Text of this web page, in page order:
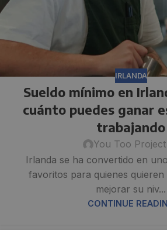
IRLANDA
Sueldo mínimo en
cuánto puedes ganar
trabajando
You Too Project
Irlanda se ha convertido en
favoritos para quienes quieren
mejorar su niv...
CONTINUE